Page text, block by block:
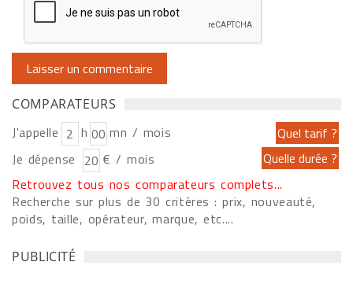
COMPARATEURS
J'appelle h
mn / mois
Je dépense
€ / mois
Retrouvez tous nos comparateurs complets...
Recherche sur plus de 30 critères : prix, nouveauté,
poids, taille, opérateur, marque, etc....
PUBLICITÉ